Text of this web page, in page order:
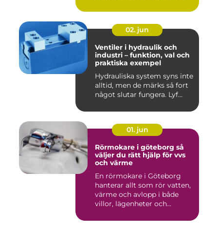
02. jun
Ventiler i hydraulik och
industri – funktion, val och
praktiska exempel
Hydrauliska system syns inte
alltid, men de märks så fort
något slutar fungera. Lyf...
01. jun
Rörmokare i göteborg så
väljer du rätt hjälp för vvs
och värme
En rörmokare i Göteborg
hanterar allt som rör vatten,
värme och avlopp i både
villor, lägenheter och...